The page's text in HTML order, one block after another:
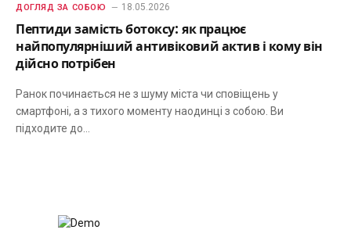
ДОГЛЯД ЗА СОБОЮ 18.05.2026
Пептиди замість ботоксу: як працює
найпопулярніший антивіковий актив і кому він
дійсно потрібен
Ранок починається не з шуму міста чи сповіщень у
смартфоні, а з тихого моменту наодинці з собою. Ви
підходите до…